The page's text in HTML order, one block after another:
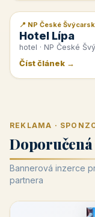
📰 PR článek
📍 NP České
Hotel Lípa
hotel · NP České
Číst článek →
REKLAMA ·
Bannerová inzerce
partnera